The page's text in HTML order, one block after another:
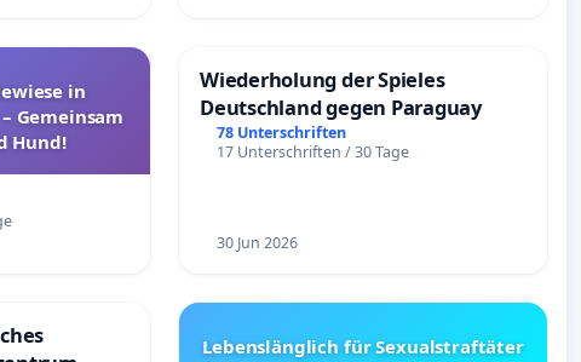
in
Gemeinsam
Hund!
Wiederholung der Spieles
Deutschland gegen Paraguay
78 Unterschriften
17 Unterschriften / 30 Tage
30 Jun 2026
Lebenslänglich für Sexualstraftäter